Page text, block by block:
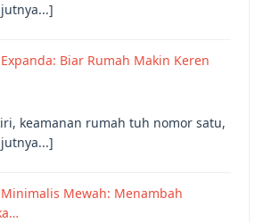
Biar Rumah Makin Keren
keamanan rumah tuh nomor satu,
Mewah: Menambah